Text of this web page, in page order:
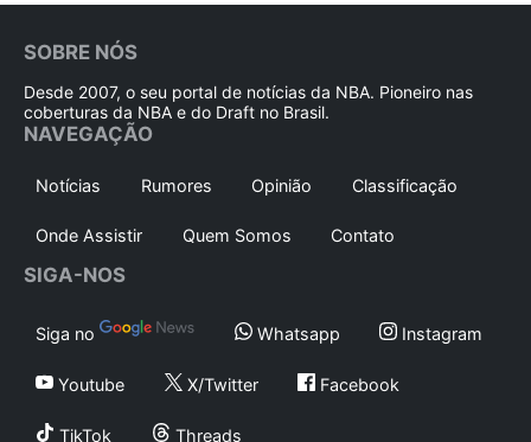
SOBRE NÓS
Desde 2007, o seu portal de notícias da NBA. Pioneiro nas
coberturas da NBA e do Draft no Brasil.
NAVEGAÇÃO
Notícias Rumores Opinião Classificação
Onde Assistir Quem Somos Contato
SIGA-NOS
Siga no Whatsapp Instagram
Youtube X/Twitter Facebook
TikTok Threads